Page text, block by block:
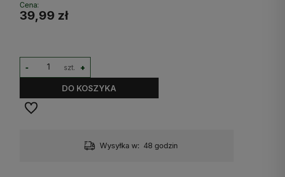
Cena:
39,99 zł
szt. +
-
DO KOSZYKA
Wysyłka w: 48 godzin